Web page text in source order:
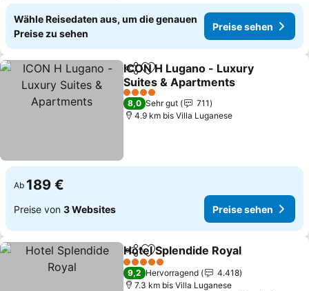
Wähle Reisedaten aus, um die genauen
Preise zu sehen
Preise sehen
TeilenZu Favoriten hinzufügen
ICON H Lugano - Luxury
Suites & Apartments
Preise sehen
4 Sterne
8,0 Sehr gut
711
4.9 km bis Villa Luganese
Ab 189 €
Preise von 3 Websites Preise sehen
TeilenZu Favoriten hinzufügen
Hotel Splendide Royal
5 Sterne
9,2 Hervorragend
4.418
7.3 km bis Villa Luganese